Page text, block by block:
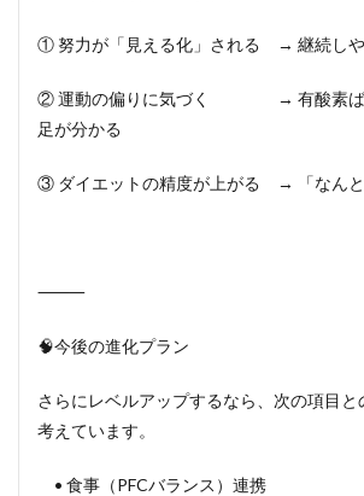
① 努力が「見える化」される → 継続し
② 運動の偏りに気づく → 有酸素ば
足が分かる
③ ダイエットの精度が上がる → 「なんと
⸻
🧠今後の進化プラン
さらにレベルアップするなら、次の項目と
考えています。
• 食事（PFCバランス）連携